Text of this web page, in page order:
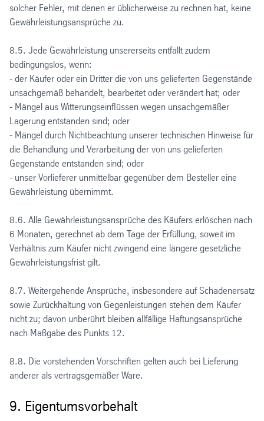
solcher Fehler, mit denen er üblicherweise zu rechnen hat, keine
Gewährleistungsansprüche zu.
8.5. Jede Gewährleistung unsererseits entfällt zudem
bedingungslos, wenn:
- der Käufer oder ein Dritter die von uns gelieferten Gegenstände
unsachgemäß behandelt, bearbeitet oder verändert hat; oder
- Mängel aus Witterungseinflüssen wegen unsachgemäßer
Lagerung entstanden sind; oder
- Mängel durch Nichtbeachtung unserer technischen Hinweise für
die Behandlung und Verarbeitung der von uns gelieferten
Gegenstände entstanden sind; oder
- unser Vorlieferer unmittelbar gegenüber dem Besteller eine
Gewährleistung übernimmt.
8.6. Alle Gewährleistungsansprüche des Käufers erlöschen nach
6 Monaten, gerechnet ab dem Tage der Erfüllung, soweit im
Verhältnis zum Käufer nicht zwingend eine längere gesetzliche
Gewährleistungsfrist gilt.
8.7. Weitergehende Ansprüche, insbesondere auf Schadenersatz
sowie Zurückhaltung von Gegenleistungen stehen dem Käufer
nicht zu; davon unberührt bleiben allfällige Haftungsansprüche
nach Maßgabe des Punkts 12.
8.8. Die vorstehenden Vorschriften gelten auch bei Lieferung
anderer als vertragsgemäßer Ware.
9. Eigentumsvorbehalt